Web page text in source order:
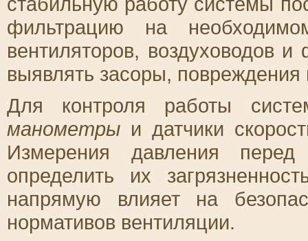
фильтрацию на
вентиляторов, воздуховодов
выявлять засоры,
Для контроля работы
манометры и датчики
Измерения давления
определить их
напрямую влияет на
нормативов вентиляции.